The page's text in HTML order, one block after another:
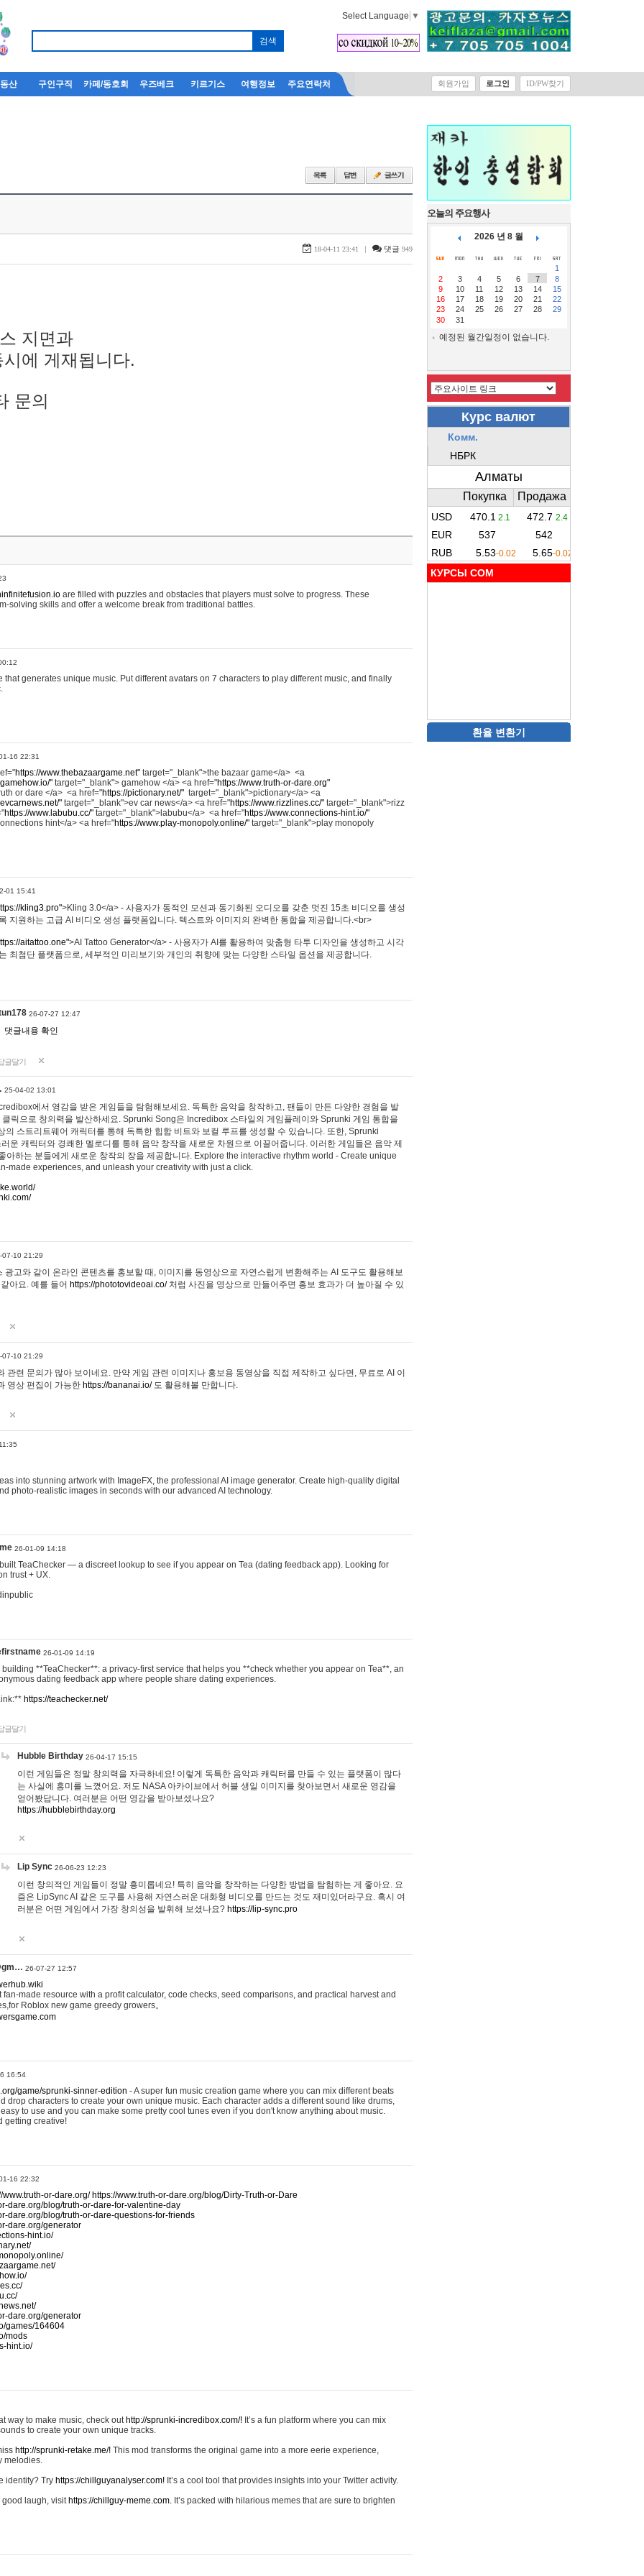
Select Language ▼
산 구인구직 카페/동호회 우즈베크 키르기스 여행정보 주요연락처 회원가입 로그인 ID/PW찾기
18-04-11 23:41 | 댓글 949
지면과
에 게재됩니다.
문의
are filled with puzzles and obstacles that players must solve to progress. These
solving skills and offer a welcome break from traditional battles.
that generates unique music. Put different avatars on 7 characters to play different music, and finally
16 22:31
https://www.thebazaargame.net" target="_blank">the bazaar game</a> <a
" target="_blank"> gamehow </a> <a href="https://www.truth-or-dare.org"
or dare </a> <a href="https://pictionary.net/" target="_blank">pictionary</a> <a
" target="_blank">ev car news</a> <a href="https://www.rizzlines.cc/" target="_blank">rizz
https://www.labubu.cc/" target="_blank">labubu</a> <a href="https://www.connections-hint.io/"
hint</a> <a href="https://www.play-monopoly.online/" target="_blank">play monopoly
01 15:41
kling3.pro">Kling 3.0</a> - 사용자가 동적인 모션과 동기화된 오디오를 갖춘 멋진 15초 비디오를 생성
지원하는 고급 AI 비디오 생성 플랫폼입니다. 텍스트와 이미지의 완벽한 통합을 제공합니다.<br>
aitattoo.one">AI Tattoo Generator</a> - 사용자가 AI를 활용하여 맞춤형 타투 디자인을 생성하고 시각
최첨단 플랫폼으로, 세부적인 미리보기와 개인의 취향에 맞는 다양한 스타일 옵션을 제공합니다.
26-07-27 12:47
댓글내용 확인
글달기
25-04-02 13:01
에서 영감을 받은 게임들을 탐험해보세요. 독특한 음악을 창작하고, 팬들이 만든 다양한 경험을 발
클릭으로 창의력을 발산하세요. Sprunki Song은 Incredibox 스타일의 게임플레이와 Sprunki 게임 통합을
의 스트리트웨어 캐릭터를 통해 독특한 힙합 비트와 보컬 루프를 생성할 수 있습니다. 또한, Sprunki
운 캐릭터와 경쾌한 멜로디를 통해 음악 창작을 새로운 차원으로 이끌어줍니다. 이러한 게임들은 음악 제
아하는 분들에게 새로운 창작의 장을 제공합니다. Explore the interactive rhythm world - Create unique
made experiences, and unleash your creativity with just a click.
07-10 21:29
광고와 같이 온라인 콘텐츠를 홍보할 때, 이미지를 동영상으로 자연스럽게 변환해주는 AI 도구도 활용해보
아요. 예를 들어 https://phototovideoai.co/처럼 사진을 영상으로 만들어주면 홍보 효과가 더 높아질 수 있
07-10 21:29
관련 문의가 많아 보이네요. 만약 게임 관련 이미지나 홍보용 동영상을 직접 제작하고 싶다면, 무료로 AI 이
영상 편집이 가능한 https://bananai.io/도 활용해볼 만합니다.
into stunning artwork with ImageFX, the professional AI image generator. Create high-quality digital
photo-realistic images in seconds with our advanced AI technology.
26-01-09 14:18
TeaChecker — a discreet lookup to see if you appear on Tea (dating feedback app). Looking for
trust + UX.
26-01-09 14:19
building **TeaChecker**: a privacy-first service that helps you **check whether you appear on Tea**, an
dating feedback app where people share dating experiences.
https://teachecker.net/
글달기
Hubble Birthday 26-04-17 15:15
이런 게임들은 정말 창의력을 자극하네요! 이렇게 독특한 음악과 캐릭터를 만들 수 있는 플랫폼이 많다
는 사실에 흥미를 느꼈어요. 저도 NASA 아카이브에서 허블 생일 이미지를 찾아보면서 새로운 영감을
얻어봤답니다. 여러분은 어떤 영감을 받아보셨나요?
https://hubblebirthday.org
Lip Sync 26-06-23 12:23
이런 창의적인 게임들이 정말 흥미롭네요! 특히 음악을 창작하는 다양한 방법을 탐험하는 게 좋아요. 요
즘은 LipSync AI 같은 도구를 사용해 자연스러운 대화형 비디오를 만드는 것도 재미있더라구요. 혹시 여
러분은 어떤 게임에서 가장 창의성을 발휘해 보셨나요? https://lip-sync.pro
26-07-27 12:57
made resource with a profit calculator, code checks, seed comparisons, and practical harvest and
Roblox new game greedy growers。
16:54
game/sprunki-sinner-edition - A super fun music creation game where you can mix different beats
drop characters to create your own unique music. Each character adds a different sound like drums,
to use and you can make some pretty cool tunes even if you don't know anything about music.
getting creative!
16 22:32
www.truth-or-dare.org/ https://www.truth-or-dare.org/blog/Dirty-Truth-or-Dare
dare.org/blog/truth-or-dare-for-valentine-day
dare.org/blog/truth-or-dare-questions-for-friends
dare.org/generator
hint.io/
dare.org/generator
games/164604
mods
hint.io/
way to make music, check out http://sprunki-incredibox.com/! It’s a fun platform where you can mix
to create your own unique tracks.
http://sprunki-retake.me/! This mod transforms the original game into a more eerie experience,
melodies.
identity? Try https://chillguyanalyser.com! It’s a cool tool that provides insights into your Twitter activity.
good laugh, visit https://chillguy-meme.com. It’s packed with hilarious memes that are sure to brighten
오늘의 주요행사
2026 년 8 월
1
2
3 4 5 6 7
8
9
10 11 12 13 14
15
16
17 18 19 20 21
22
23
24 25 26 27 28
29
30
31
예정된 월간일정이 없습니다.
КУРСЫ COM
환율 변환기